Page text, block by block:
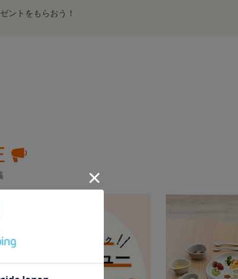
ントをもらおう！